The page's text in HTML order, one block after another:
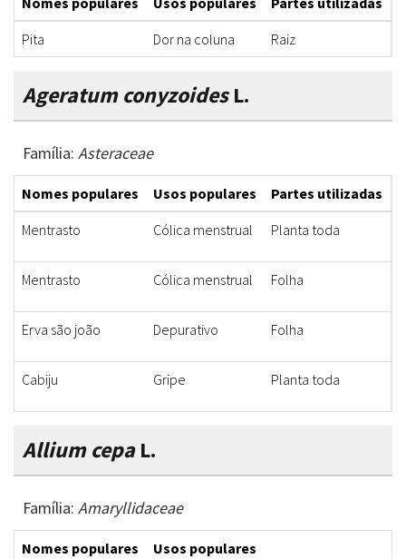
Pita
Dor na coluna Raiz
Ageratum conyzoidesL.
Família: Asteraceae
Nomes populares Usos populares Partes utilizadas
Mentrasto
Cólica menstrual Planta toda
Mentrasto Cólica menstrual Folha
Erva são joão Depurativo Folha
Cabiju Gripe Planta toda
Allium cepaL.
Família: Amaryllidaceae
Nomes populares
Usos populares